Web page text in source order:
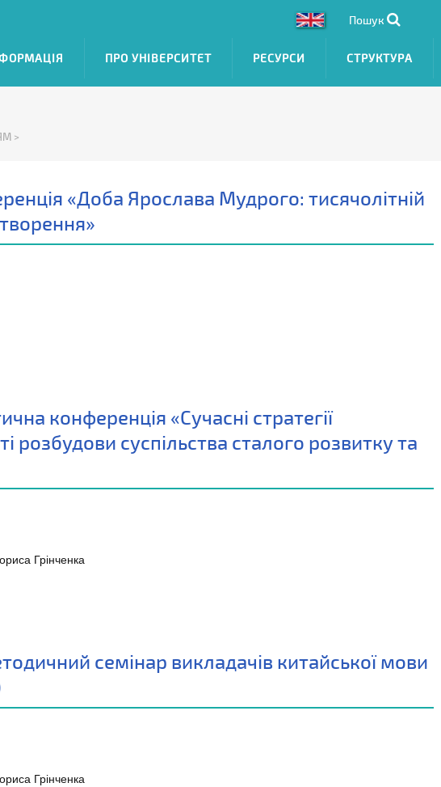
Пошук
ПРО УНІВЕРСИТЕТ РЕСУРСИ СТРУКТУРА
>
«Доба Ярослава Мудрого: тисячолітній
конференція «Сучасні стратегії
розбудови суспільства сталого розвитку та
Грінченка
семінар викладачів китайської мови
Грінченка